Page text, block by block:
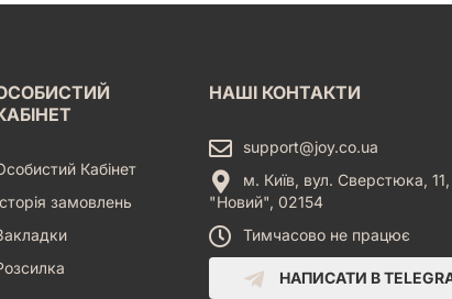
Кабінет
замовлень
НАШІ КОНТАКТИ
support@joy.co.ua
м. Київ, вул. Сверстюка,
"Новий", 02154
Тимчасово не працює
НАПИСАТИ В